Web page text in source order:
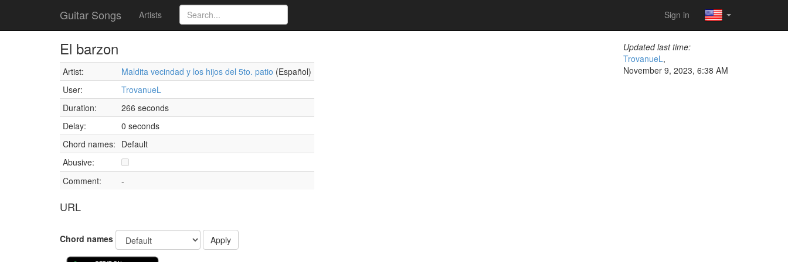
Guitar Songs Artists Sign in
El barzon
Artist: Maldita vecindad y los hijos del 5to. patio (Español)
User:
TrovanueL
Duration:
266 seconds
Delay:
0 seconds
Chord names: Default
Abusive:
Comment:
-
URL
Updated last time:
TrovanueL,
November 9, 2023, 6:38 AM
Chord names Apply